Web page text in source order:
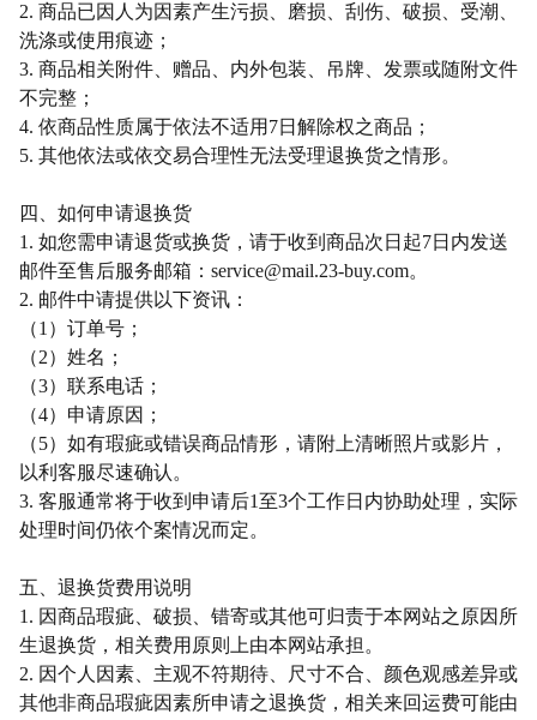
2. 商品已因人为因素产生污损、磨损、刮伤、破损、受潮、
洗涤或使用痕迹；
3. 商品相关附件、赠品、内外包装、吊牌、发票或随附文件
不完整；
4. 依商品性质属于依法不适用7日解除权之商品；
5. 其他依法或依交易合理性无法受理退换货之情形。
四、如何申请退换货
1. 如您需申请退货或换货，请于收到商品次日起7日内发送
邮件至售后服务邮箱：service@mail.23-buy.com。
2. 邮件中请提供以下资讯：
（1）订单号；
（2）姓名；
（3）联系电话；
（4）申请原因；
（5）如有瑕疵或错误商品情形，请附上清晰照片或影片，
以利客服尽速确认。
3. 客服通常将于收到申请后1至3个工作日内协助处理，实际
处理时间仍依个案情况而定。
五、退换货费用说明
1. 因商品瑕疵、破损、错寄或其他可归责于本网站之原因所
生退换货，相关费用原则上由本网站承担。
2. 因个人因素、主观不符期待、尺寸不合、颜色观感差异或
其他非商品瑕疵因素所申请之退换货，相关来回运费可能由